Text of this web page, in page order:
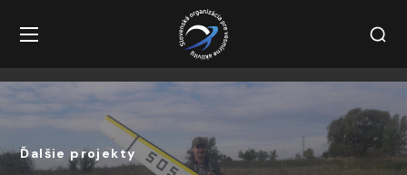
Ďalšie projekty